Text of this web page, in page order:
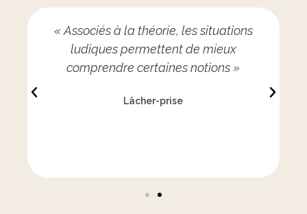
« Associés à la théorie, les situations
ludiques permettent de mieux
comprendre certaines notions »
Lâcher-prise